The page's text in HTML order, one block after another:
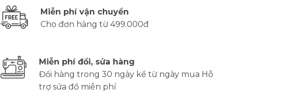
Miễn phí vận chuyển
Cho đơn hàng từ 499.000đ
Miễn phí đổi, sửa hàng
Đổi hàng trong 30 ngày kể từ ngày mua Hỗ
trợ sửa đồ miễn phí